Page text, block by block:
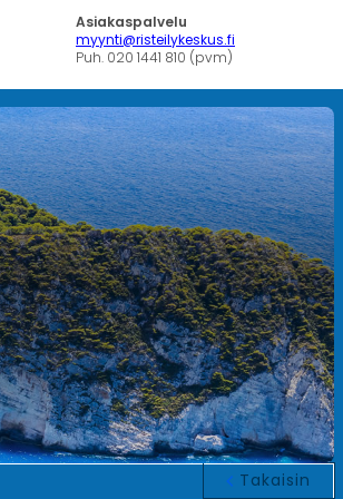
Asiakaspalvelu
myynti@risteilykeskus.fi
Puh. 020 1441 810 (pvm)
Takaisin